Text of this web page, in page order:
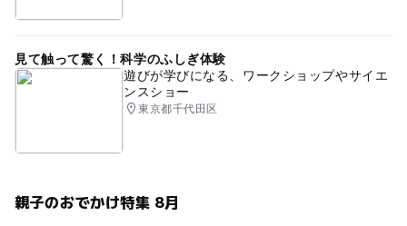
見て触って驚く！科学のふしぎ体験
遊びが学びになる、ワークショップやサイエ
ンスショー
東京都千代田区
親子のおでかけ特集 8月